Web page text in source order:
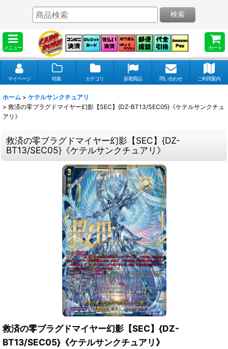
メニュー カート
検索
マイページ 特集 カテゴリ 新着商品 問い合わせ ご利用案内
ホーム > ケテルサンクチュアリ
> 救済の零ブラグドマイヤー幻影【SEC】{DZ-BT13/SEC05}《ケテルサンクチュ
アリ》
救済の零ブラグドマイヤー幻影【SEC】{DZ-
BT13/SEC05}《ケテルサンクチュアリ》
救済の零ブラグドマイヤー幻影【SEC】{DZ-
BT13/SEC05}《ケテルサンクチュアリ》